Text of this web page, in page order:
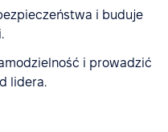
i buduje
i prowadzić
lidera.